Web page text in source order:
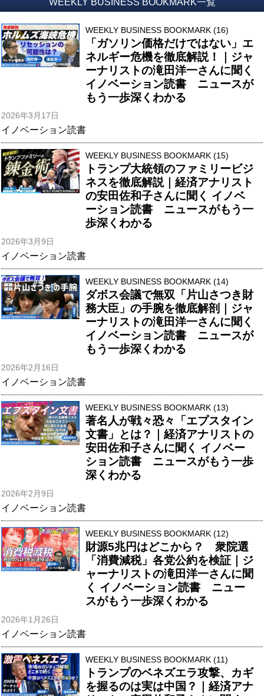
WEEKLY BUSINESS BOOKMARK (16)
「ガソリン価格だけではない」エ
ネルギー危機を徹底解説！｜ジャ
ーナリストの滝田洋一さんに聞く
イノベーション読書 ニュースが
もう一歩深くわかる
2026年3月17日
イノベーション読書
WEEKLY BUSINESS BOOKMARK (15)
トランプ大統領のファミリービジ
ネスを徹底解説｜経済アナリスト
の安田佐和子さんに聞く イノベ
ーション読書 ニュースがもう一
歩深くわかる
2026年3月9日
イノベーション読書
WEEKLY BUSINESS BOOKMARK (14)
ダボス会議で無双「片山さつき財
務大臣」の手腕を徹底解剖｜ジャ
ーナリストの滝田洋一さんに聞く
イノベーション読書 ニュースが
もう一歩深くわかる
2026年2月16日
イノベーション読書
WEEKLY BUSINESS BOOKMARK (13)
著名人が戦々恐々「エプスタイン
文書」とは？｜経済アナリストの
安田佐和子さんに聞く イノベー
ション読書 ニュースがもう一歩
深くわかる
2026年2月9日
イノベーション読書
WEEKLY BUSINESS BOOKMARK (12)
財源5兆円はどこから？ 衆院選
「消費減税」各党公約を検証｜ジ
ャーナリストの滝田洋一さんに聞
く イノベーション読書 ニュー
スがもう一歩深くわかる
2026年1月26日
イノベーション読書
WEEKLY BUSINESS BOOKMARK (11)
トランプのベネズエラ攻撃、カギ
を握るのは実は中国？｜経済アナ